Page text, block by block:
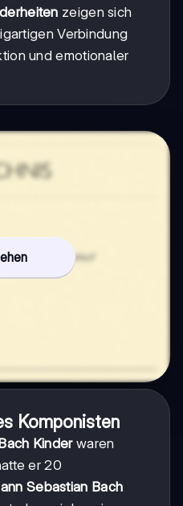
zeigen sich
Verbindung
und emotionaler
Komponisten
Kinderwaren
er 20
Sebastian Bach